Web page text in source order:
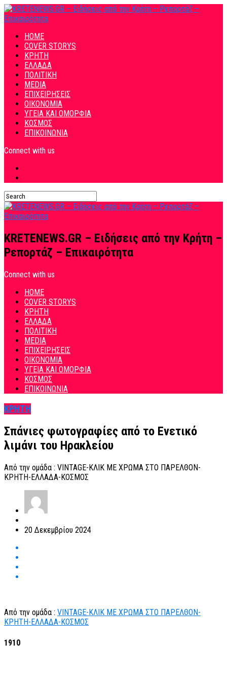
HOME
COVER STORYS
ΚΡΗΤΗ
ΕΛΛΑΔΑ
ΠΟΛΙΤΙΚΗ
MEDIA
ΕΠΙΧΕΙΡΗΣΕΙΣ
ΟΙΚΟΝΟΜΙΑ
ΥΓΕΙΑ ΚΑΙ ΟΜΟΡΦΙΑ
ΚΟΣΜΟΣ
ΕΠΙΚΟΙΝΩΝΙΑ
Connect with us
KRETENEWS.GR – Ειδήσεις από την Κρήτη –
Ρεπορτάζ – Επικαιρότητα
Connect with us
HOME
COVER STORYS
ΚΡΗΤΗ
ΕΛΛΑΔΑ
ΠΟΛΙΤΙΚΗ
MEDIA
ΕΠΙΧΕΙΡΗΣΕΙΣ
ΟΙΚΟΝΟΜΙΑ
ΥΓΕΙΑ ΚΑΙ ΟΜΟΡΦΙΑ
ΚΟΣΜΟΣ
ΕΠΙΚΟΙΝΩΝΙΑ
ΚΡΗΤΗ
Σπάνιες φωτογραφίες από το Ενετικό
λιμάνι του Ηρακλείου
Από την ομάδα : VINTAGE-ΚΛΙΚ ΜΕ ΧΡΩΜΑ ΣΤΟ ΠΑΡΕΛΘΟΝ-
ΚΡΗΤΗ-ΕΛΛΑΔΑ-ΚΟΣΜΟΣ
20 Δεκεμβρίου 2024
Από την ομάδα : VINTAGE-ΚΛΙΚ ΜΕ ΧΡΩΜΑ ΣΤΟ ΠΑΡΕΛΘΟΝ-
ΚΡΗΤΗ-ΕΛΛΑΔΑ-ΚΟΣΜΟΣ
1910